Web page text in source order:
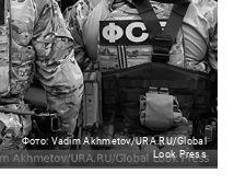
Фото: Vadim Akhmetov/URA.RU/Global
Look Press